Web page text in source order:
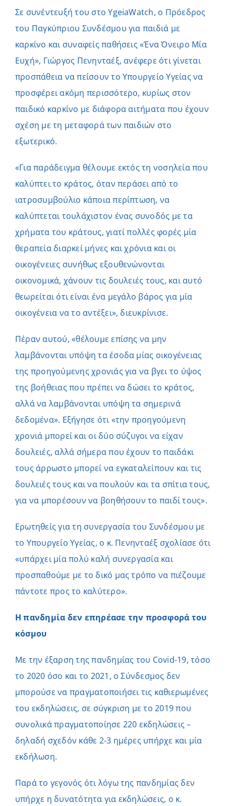
Σε συνέντευξή του στο YgeiaWatch, ο Πρόεδρος
του Παγκύπριου Συνδέσμου για παιδιά με
καρκίνο και συναφείς παθήσεις «Ένα Όνειρο Μία
Ευχή», Γιώργος Πενηνταέξ, ανέφερε ότι γίνεται
προσπάθεια να πείσουν το Υπουργείο Υγείας να
προσφέρει ακόμη περισσότερο, κυρίως στον
παιδικό καρκίνο με διάφορα αιτήματα που έχουν
σχέση με τη μεταφορά των παιδιών στο
εξωτερικό.
«Για παράδειγμα θέλουμε εκτός τη νοσηλεία που
καλύπτει το κράτος, όταν περάσει από το
ιατροσυμβούλιο κάποια περίπτωση, να
καλύπτεται τουλάχιστον ένας συνοδός με τα
χρήματα του κράτους, γιατί πολλές φορές μία
θεραπεία διαρκεί μήνες και χρόνια και οι
οικογένειες συνήθως εξουθενώνονται
οικονομικά, χάνουν τις δουλειές τους, και αυτό
θεωρείται ότι είναι ένα μεγάλο βάρος για μία
οικογένεια να το αντέξει», διευκρίνισε.
Πέραν αυτού, «θέλουμε επίσης να μην
λαμβάνονται υπόψη τα έσοδα μίας οικογένειας
της προηγούμενης χρονιάς για να βγει το ύψος
της βοήθειας που πρέπει να δώσει το κράτος,
αλλά να λαμβάνονται υπόψη τα σημερινά
δεδομένα». Εξήγησε ότι «την προηγούμενη
χρονιά μπορεί και οι δύο σύζυγοι να είχαν
δουλειές, αλλά σήμερα που έχουν το παιδάκι
τους άρρωστο μπορεί να εγκαταλείπουν και τις
δουλειές τους και να πουλούν και τα σπίτια τους,
για να μπορέσουν να βοηθήσουν το παιδί τους».
Ερωτηθείς για τη συνεργασία του Συνδέσμου με
το Υπουργείο Υγείας, ο κ. Πενηνταέξ σχολίασε ότι
«υπάρχει μία πολύ καλή συνεργασία και
προσπαθούμε με το δικό μας τρόπο να πιέζουμε
πάντοτε προς το καλύτερο».
Η πανδημία δεν επηρέασε την προσφορά του
κόσμου
Με την έξαρση της πανδημίας του Covid-19, τόσο
το 2020 όσο και το 2021, ο Σύνδεσμος δεν
μπορούσε να πραγματοποιήσει τις καθιερωμένες
του εκδηλώσεις, σε σύγκριση με το 2019 που
συνολικά πραγματοποίησε 220 εκδηλώσεις –
δηλαδή σχεδόν κάθε 2-3 ημέρες υπήρχε και μία
εκδήλωση.
Παρά το γεγονός ότι λόγω της πανδημίας δεν
υπήρχε η δυνατότητα για εκδηλώσεις, ο κ.